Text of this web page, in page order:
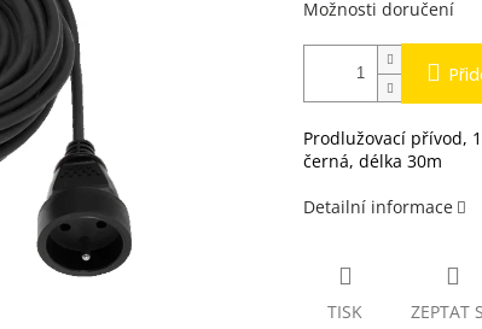
Možnosti doručení
Prodlužovací přívod,
černá, délka 30m
Detailní informace
TISK ZEPTAT